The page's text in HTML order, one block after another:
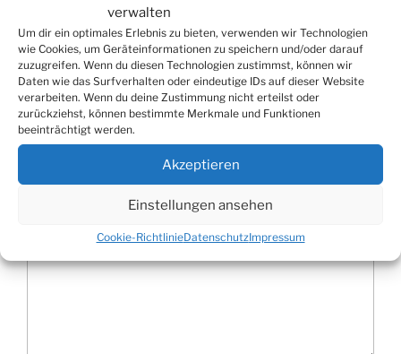
verwalten
Um dir ein optimales Erlebnis zu bieten, verwenden wir Technologien
wie Cookies, um Geräteinformationen zu speichern und/oder darauf
zuzugreifen. Wenn du diesen Technologien zustimmst, können wir
Daten wie das Surfverhalten oder eindeutige IDs auf dieser Website
verarbeiten. Wenn du deine Zustimmung nicht erteilst oder
zurückziehst, können bestimmte Merkmale und Funktionen
beeinträchtigt werden.
Akzeptieren
Einstellungen ansehen
Cookie-RichtlinieDatenschutzImpressum
Schreibe einen Kommentar
Deine E-Mail-Adresse wird nicht veröffentlicht.
Erforderliche Felder sind mit*markiert
Kommentar*